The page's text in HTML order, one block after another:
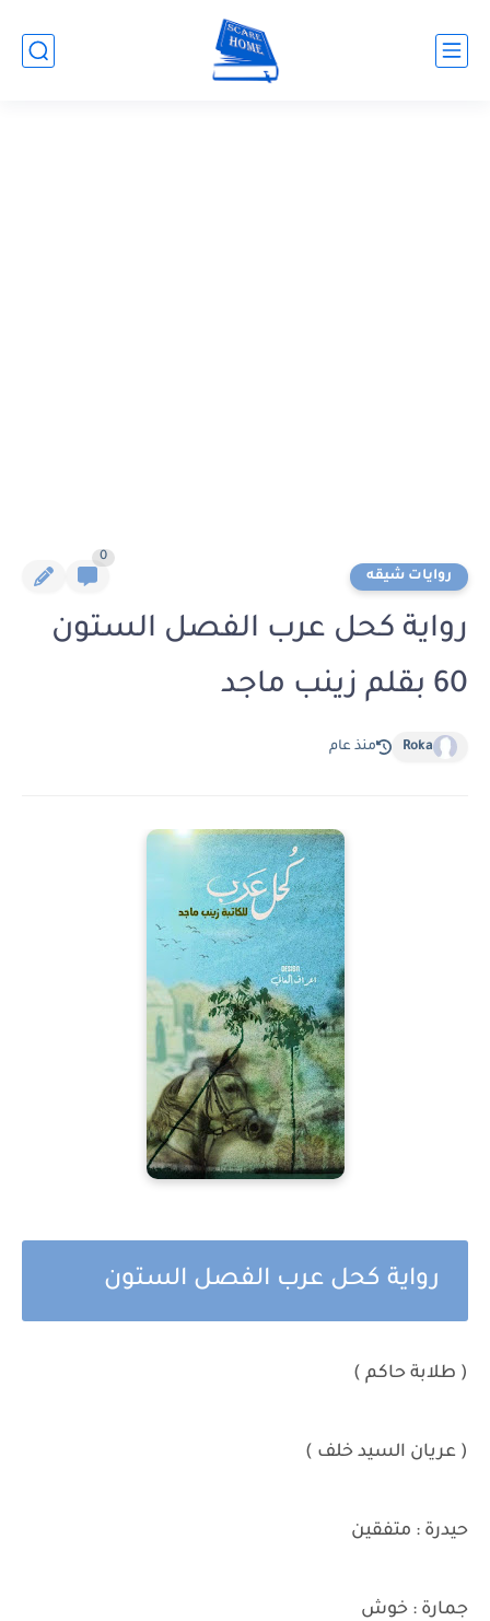
روايات شيقه
0
رواية كحل عرب الفصل الستون
60 بقلم زينب ماجد
Roka منذ عام
رواية كحل عرب الفصل الستون
( طلابة حاكم )
( عريان السيد خلف )
حيدرة : متفقين
جمارة : خوش